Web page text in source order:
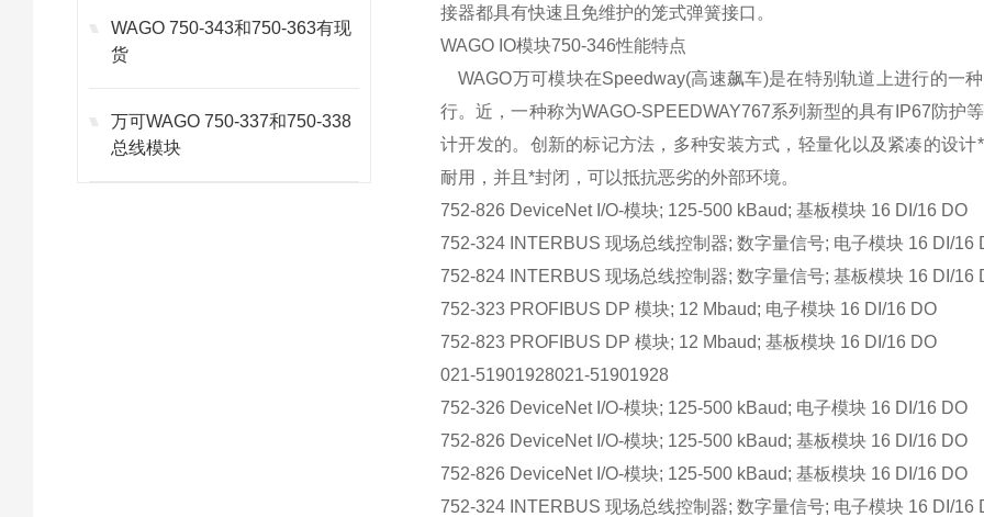
WAGO 750-343和750-363有现
货
万可WAGO 750-337和750-338
总线模块
接器都具有快速且免维护的笼式弹簧接口。
WAGO IO模块750-346性能特点
WAGO万可模块在Speedway(高速飙车)是在特别轨道上进行的一
行。近，一种称为WAGO-SPEEDWAY767系列新型的具有 IP67防护
计开发的。创新的标记方法，多种安装方式，轻量化以及紧凑的设
耐用，并且*封闭，可以抵抗恶劣的外部环境。
752-826 DeviceNet I/O-模块; 125-500 kBaud; 基板模块 16 DI/16 DO
752-324 INTERBUS 现场总线控制器; 数字量信号; 电子模块 16 DI/16
752-824 INTERBUS 现场总线控制器; 数字量信号; 基板模块 16 DI/16
752-323 PROFIBUS DP 模块; 12 Mbaud; 电子模块 16 DI/16 DO
752-823 PROFIBUS DP 模块; 12 Mbaud; 基板模块 16 DI/16 DO
021-51901928021-51901928
752-326 DeviceNet I/O-模块; 125-500 kBaud; 电子模块 16 DI/16 DO
752-826 DeviceNet I/O-模块; 125-500 kBaud; 基板模块 16 DI/16 DO
752-826 DeviceNet I/O-模块; 125-500 kBaud; 基板模块 16 DI/16 DO
752-324 INTERBUS 现场总线控制器; 数字量信号; 电子模块 16 DI/16